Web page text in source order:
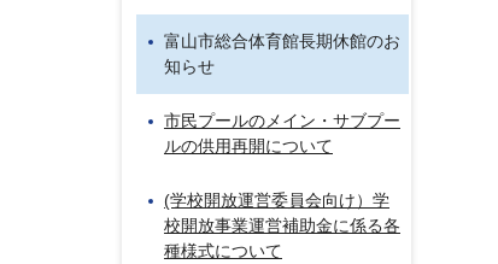
富山市総合体育館長期休館のお
知らせ
市民プールのメイン・サブプー
ルの供用再開について
(学校開放運営委員会向け）学
校開放事業運営補助金に係る各
種様式について